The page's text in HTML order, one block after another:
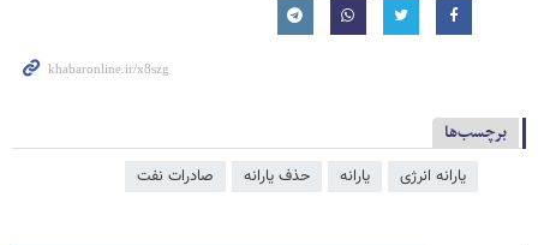
برچسب‌ها
یارانه انرژی یارانه حذف یارانه صادرات نفت